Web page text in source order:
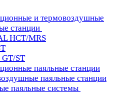
и термовоздушные
станции
HCT/MRS
GT/ST
паяльные станции
паяльные станции
паяльные системы